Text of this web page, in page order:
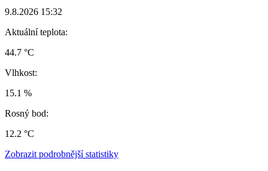
9.8.2026 15:32
Aktuální teplota:
44.7 °C
Vlhkost:
15.1 %
Rosný bod:
12.2 °C
Zobrazit podrobnější statistiky